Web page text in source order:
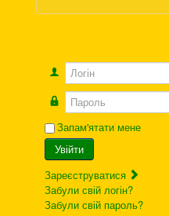
Логін
Пароль
Запам'ятати мене
Увійти
Зареєструватися
Забули свій логін?
Забули свій пароль?